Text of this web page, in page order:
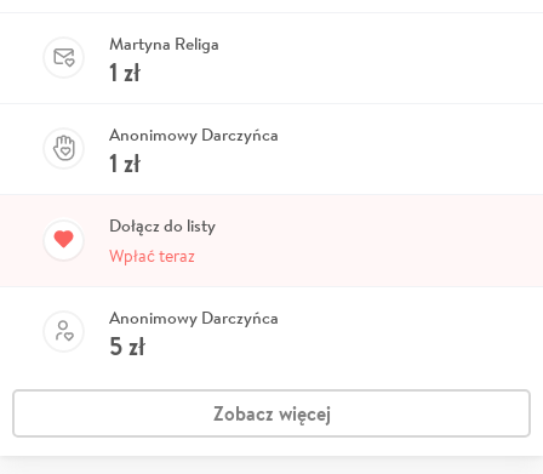
Martyna Religa
1 zł
Anonimowy Darczyńca
1 zł
Dołącz do listy
Wpłać teraz
Anonimowy Darczyńca
5zł
Zobacz więcej